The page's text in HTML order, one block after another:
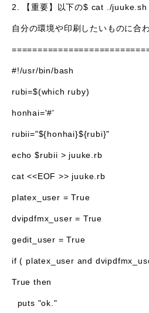
2. 【重要】以下の$ cat ./juuke.sh
自分の環境や印刷したいものに合
#!/usr/bin/bash
rubi=$(which ruby)
honhai='#'
rubii="${honhai}${rubi}"
echo $rubii > juuke.rb
cat <<EOF >> juuke.rb
platex_user = True
dvipdfmx_user = True
gedit_user = True
if ( platex_user and
True then
puts "ok."